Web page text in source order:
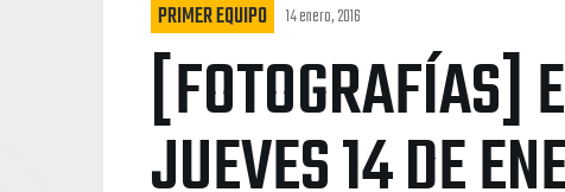
PRIMER EQUIPO 14 enero, 2016
[FOTOGRAFÍAS]